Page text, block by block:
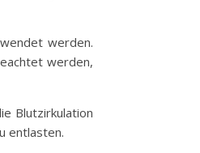
werden.
werden,
Blutzirkulation
entlasten.